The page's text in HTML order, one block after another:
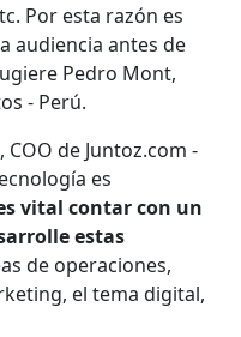
Por esta razón es
audiencia antes de
Pedro Mont,
- Perú.
de Juntoz.com -
es
vital contar con un
estas
de operaciones,
el tema digital,